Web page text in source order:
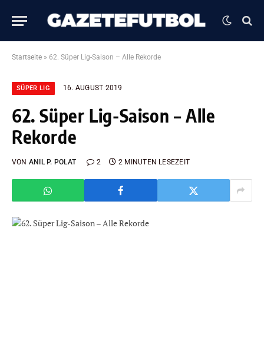
Startseite » 62. Süper Lig-Saison – Alle Rekorde
SÜPER LIG 16. AUGUST 2019
62. Süper Lig-Saison – Alle
Rekorde
VON ANIL P. POLAT 2 2 MINUTEN LESEZEIT